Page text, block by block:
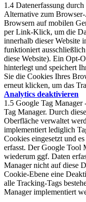
1.4 Datenerfassung
Alternative zum
Browsern auf mobilen
per Link-Klick, um die
innerhalb dieser Website
funktioniert
diese Website). Ein Opt-
hinterlegt und speichert
Sie die Cookies Ihres
erneut klicken, um das
Analytics deaktivieren
1.5 Google Tag Manager
Tag Manager. Durch
Oberfläche verwaltet
implementiert lediglich
Cookies eingesetzt und
erfasst. Der Google Tool
wiederum ggf. Daten
Manager nicht auf diese
Cookie-Ebene eine
alle Tracking-Tags
Manager implementiert